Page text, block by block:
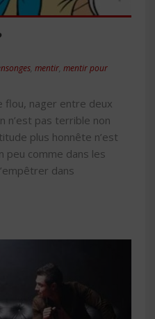
mentir mentir pour
flou, nager entre deux
n’est pas terrible non
plus honnête n’est
peu comme dans les
dans